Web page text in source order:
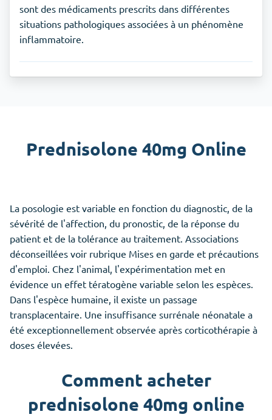
sont des médicaments prescrits dans différentes
situations pathologiques associées à un phénomène
inflammatoire.
Prednisolone 40mg Online
La posologie est variable en fonction du diagnostic, de la
sévérité de l'affection, du pronostic, de la réponse du
patient et de la tolérance au traitement. Associations
déconseillées voir rubrique Mises en garde et précautions
d'emploi. Chez l'animal, l'expérimentation met en
évidence un effet tératogène variable selon les espèces.
Dans l'espèce humaine, il existe un passage
transplacentaire. Une insuffisance surrénale néonatale a
été exceptionnellement observée après corticothérapie à
doses élevées.
Comment acheter
prednisolone 40mg online